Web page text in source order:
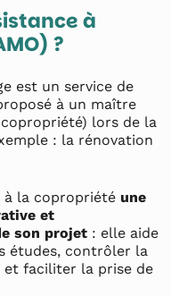
à
?
est un service de
à un maître
lors de la
: la rénovation
à la copropriété une
et
son projet : elle aide
études, contrôler la
et faciliter la prise de